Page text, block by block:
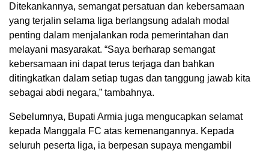
Ditekankannya, semangat persatuan dan kebersamaan
yang terjalin selama liga berlangsung adalah modal
penting dalam menjalankan roda pemerintahan dan
melayani masyarakat. “Saya berharap semangat
kebersamaan ini dapat terus terjaga dan bahkan
ditingkatkan dalam setiap tugas dan tanggung jawab kita
sebagai abdi negara,” tambahnya.
Sebelumnya, Bupati Armia juga mengucapkan selamat
kepada Manggala FC atas kemenangannya. Kepada
seluruh peserta liga, ia berpesan supaya mengambil